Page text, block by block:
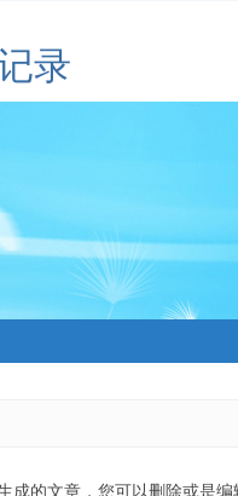
录
成的文章，您可以删除或是编